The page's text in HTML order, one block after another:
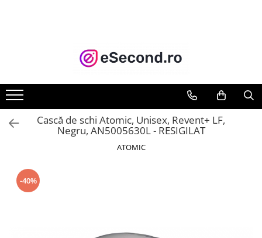
Accesorii Auto
Anvelope & Jante
Covorase auto
Echipamente pentru Atelier
Moto
Reparatii si echipamente auto
Cască de schi Atomic, Unisex, Revent+ LF,
Negru, AN5005630L - RESIGILAT
ATOMIC
-40%